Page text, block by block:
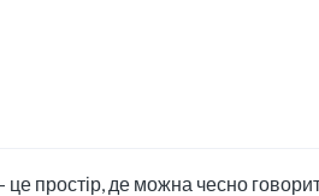
це простір, де можна чесно